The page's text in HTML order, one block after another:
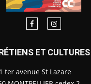
ET CULTURES
ter avenue St Lazare